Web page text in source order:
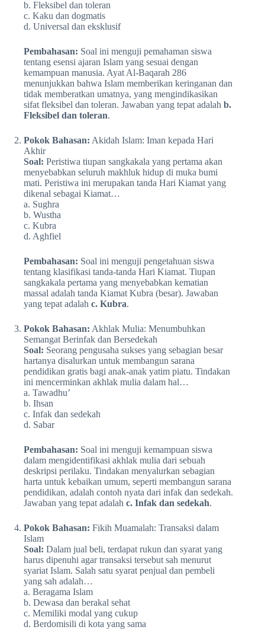
b. Fleksibel dan toleran
c. Kaku dan dogmatis
d. Universal dan eksklusif
Pembahasan: Soal ini menguji pemahaman siswa
tentang esensi ajaran Islam yang sesuai dengan
kemampuan manusia. Ayat Al-Baqarah 286
menunjukkan bahwa Islam memberikan keringanan dan
tidak memberatkan umatnya, yang mengindikasikan
sifat fleksibel dan toleran. Jawaban yang tepat adalah b.
Fleksibel dan toleran.
Pokok Bahasan: Akidah Islam: Iman kepada Hari
Akhir
Soal: Peristiwa tiupan sangkakala yang pertama akan
menyebabkan seluruh makhluk hidup di muka bumi
mati. Peristiwa ini merupakan tanda Hari Kiamat yang
dikenal sebagai Kiamat…
a. Sughra
b. Wustha
c. Kubra
d. Aghfiel
Pembahasan: Soal ini menguji pengetahuan siswa
tentang klasifikasi tanda-tanda Hari Kiamat. Tiupan
sangkakala pertama yang menyebabkan kematian
massal adalah tanda Kiamat Kubra (besar). Jawaban
yang tepat adalah c. Kubra.
Pokok Bahasan: Akhlak Mulia: Menumbuhkan
Semangat Berinfak dan Bersedekah
Soal: Seorang pengusaha sukses yang sebagian besar
hartanya disalurkan untuk membangun sarana
pendidikan gratis bagi anak-anak yatim piatu. Tindakan
ini mencerminkan akhlak mulia dalam hal…
a. Tawadhu’
b. Ihsan
c. Infak dan sedekah
d. Sabar
Pembahasan: Soal ini menguji kemampuan siswa
dalam mengidentifikasi akhlak mulia dari sebuah
deskripsi perilaku. Tindakan menyalurkan sebagian
harta untuk kebaikan umum, seperti membangun sarana
pendidikan, adalah contoh nyata dari infak dan sedekah.
Jawaban yang tepat adalah c. Infak dan sedekah.
Pokok Bahasan: Fikih Muamalah: Transaksi dalam
Islam
Soal: Dalam jual beli, terdapat rukun dan syarat yang
harus dipenuhi agar transaksi tersebut sah menurut
syariat Islam. Salah satu syarat penjual dan pembeli
yang sah adalah…
a. Beragama Islam
b. Dewasa dan berakal sehat
c. Memiliki modal yang cukup
d. Berdomisili di kota yang sama